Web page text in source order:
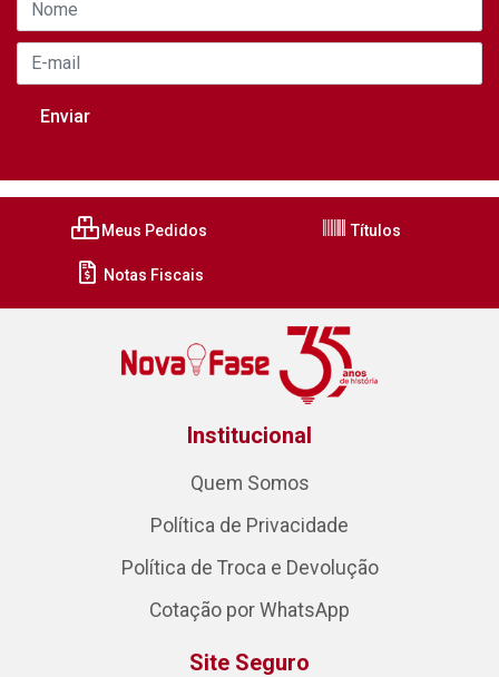
Meus Pedidos Títulos
Notas Fiscais
Institucional
Quem Somos
Política de Privacidade
Política de Troca e Devolução
Cotação por WhatsApp
Site Seguro